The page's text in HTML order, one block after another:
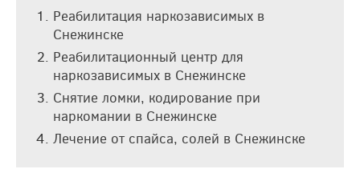
Реабилитация наркозависимых в
Снежинске
Реабилитационный центр для
наркозависимых в Снежинске
Снятие ломки, кодирование при
наркомании в Снежинске
Лечение от спайса, солей в Снежинске